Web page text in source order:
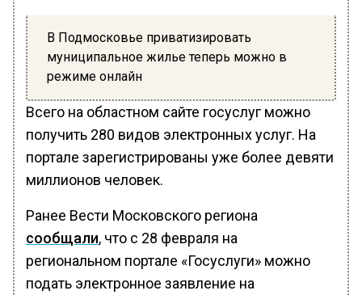
В Подмосковье приватизировать
муниципальное жилье теперь можно в
режиме онлайн
Всего на областном сайте госуслуг можно
получить 280 видов электронных услуг. На
портале зарегистрированы уже более девяти
миллионов человек.
Ранее Вести Московского региона
сообщали, что с 28 февраля на
региональном портале «Госуслуги» можно
подать электронное заявление на